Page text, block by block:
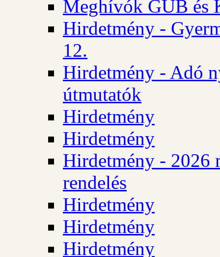
Meghívók GÜB és
Hirdetmény -
12.
Hirdetmény - Adó
útmutatók
Hirdetmény
Hirdetmény
Hirdetmény - 2026
rendelés
Hirdetmény
Hirdetmény
Hirdetmény